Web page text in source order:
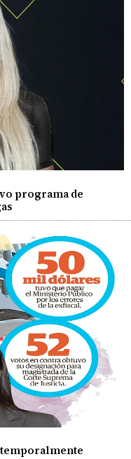
programa de